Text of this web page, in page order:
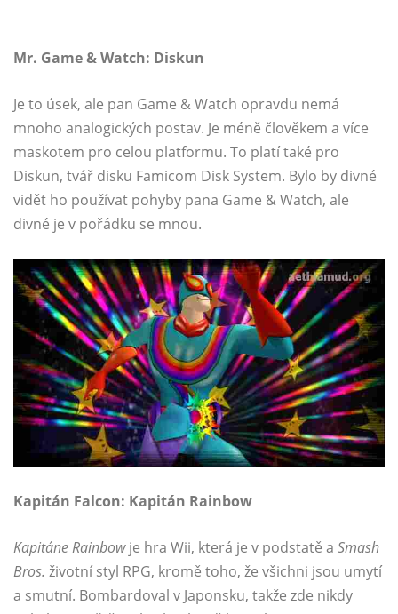
Mr. Game & Watch: Diskun
Je to úsek, ale pan Game & Watch opravdu nemá
mnoho analogických postav. Je méně člověkem a více
maskotem pro celou platformu. To platí také pro
Diskun, tvář disku Famicom Disk System. Bylo by divné
vidět ho používat pohyby pana Game & Watch, ale
divné je v pořádku se mnou.
Kapitán Falcon: Kapitán Rainbow
Kapitáne Rainbowje hra Wii, která je v podstatě a Smash
Bros. životní styl RPG, kromě toho, že všichni jsou umytí
a smutní. Bombardoval v Japonsku, takže zde nikdy